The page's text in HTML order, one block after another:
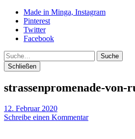
Made in Minga, Instagram
Pinterest
Twitter
Facebook
Suche
Schließen
strassenpromenade-von-
12. Februar 2020
Schreibe einen Kommentar